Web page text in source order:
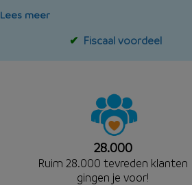
Lees meer
Fiscaal voordeel
28.000
Ruim 28.000 tevreden klanten
gingen je voor!